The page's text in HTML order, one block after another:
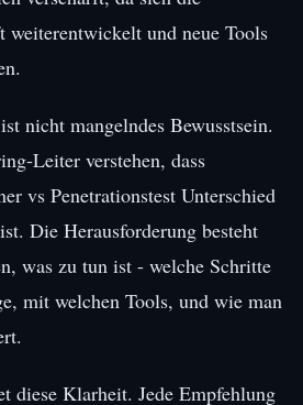
weiterentwickelt und neue Tools
nicht mangelndes Bewusstsein.
Leiter verstehen, dass
vs Penetrationstest Unterschied
Die Herausforderung besteht
was zu tun ist - welche Schritte
mit welchen Tools, und wie man
diese Klarheit. Jede Empfehlung